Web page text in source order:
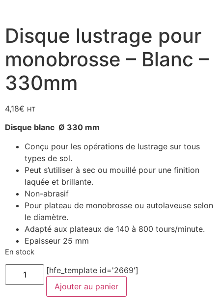
Disque lustrage pour
monobrosse – Blanc –
330mm
4,18€ HT
Disque blanc Ø 330 mm
Conçu pour les opérations de lustrage sur tous
types de sol.
Peut s’utiliser à sec ou mouillé pour une finition
laquée et brillante.
Non-abrasif
Pour plateau de monobrosse ou autolaveuse selon
le diamètre.
Adapté aux plateaux de 140 à 800 tours/minute.
Epaisseur 25 mm
En stock
[hfe_template id='2669']
quantité
Disque
Ajouter au panier